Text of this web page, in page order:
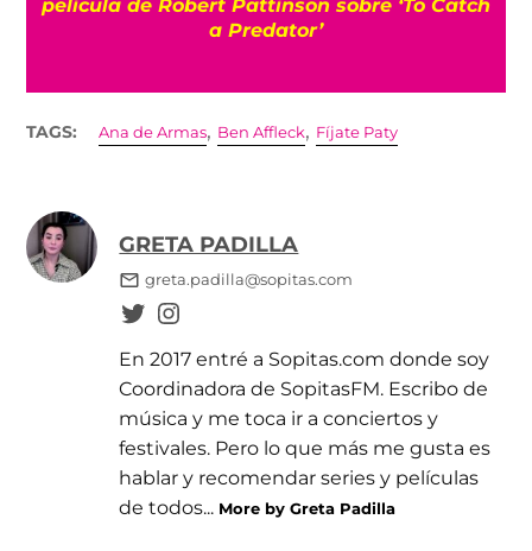
a Predator’
TAGS: Ana de Armas, Ben Affleck, Fíjate Paty
GRETA PADILLA
greta.padilla@sopitas.com
En 2017 entré a Sopitas.com donde soy
Coordinadora de SopitasFM. Escribo de
música y me toca ir a conciertos y
festivales. Pero lo que más me gusta es
hablar y recomendar series y películas
de todos... More by Greta Padilla